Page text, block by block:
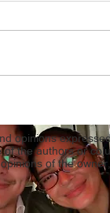
tao
opinions
the authors or
of the